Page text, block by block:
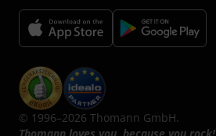
© 1996–2026 Thomann GmbH.